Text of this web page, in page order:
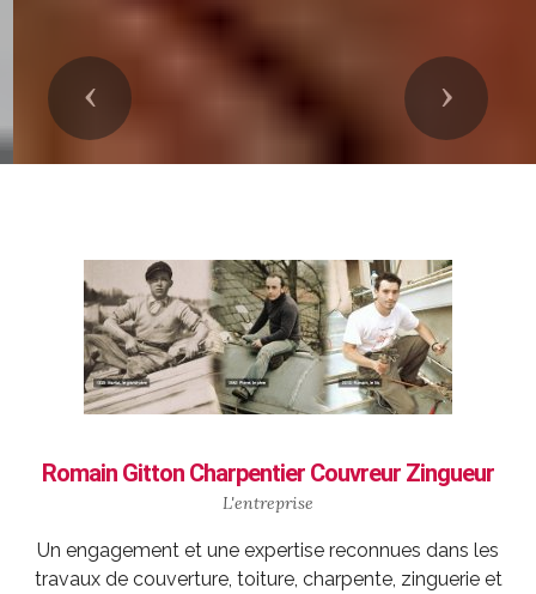
Précedent Suivant
Romain Gitton Charpentier Couvreur Zingueur
L'entreprise
Un engagement et une expertise reconnues dans les
travaux de couverture, toiture, charpente, zinguerie et